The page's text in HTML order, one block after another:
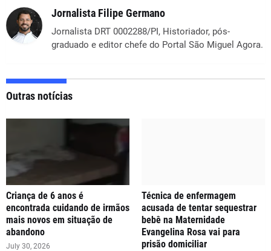
Jornalista Filipe Germano
Jornalista DRT 0002288/PI, Historiador, pós-
graduado e editor chefe do Portal São Miguel Agora.
Outras notícias
Criança de 6 anos é
encontrada cuidando de irmãos
mais novos em situação de
abandono
July 30, 2026
Técnica de enfermagem
acusada de tentar sequestrar
bebê na Maternidade
Evangelina Rosa vai para
prisão domiciliar